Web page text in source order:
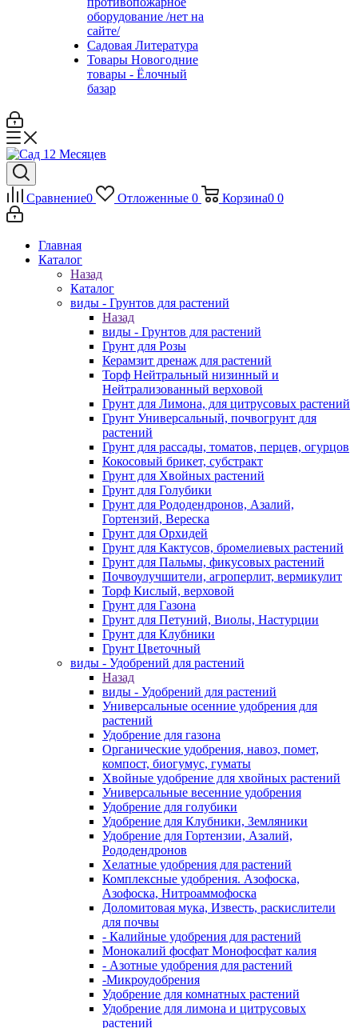
оборудование /нет на
сайте/
Садовая Литература
Товары Новогодние
товары - Ёлочный
базар
Сравнение0 Отложенные 0 Корзина0 0
Главная
Каталог
Назад
Каталог
виды - Грунтов для растений
Назад
виды - Грунтов для растений
Грунт для Розы
Керамзит дренаж для растений
Торф Нейтральный низинный и
Нейтрализованный верховой
Грунт для Лимона, для цитрусовых растений
Грунт Универсальный, почвогрунт для
растений
Грунт для рассады, томатов, перцев, огурцов
Кокосовый брикет, субстракт
Грунт для Хвойных растений
Грунт для Голубики
Грунт для Рододендронов, Азалий,
Гортензий, Вереска
Грунт для Орхидей
Грунт для Кактусов, бромелиевых растений
Грунт для Пальмы, фикусовых растений
Почвоулучшители, агроперлит, вермикулит
Торф Кислый, верховой
Грунт для Газона
Грунт для Петуний, Виолы, Настурции
Грунт для Клубники
Грунт Цветочный
виды - Удобрений для растений
Назад
виды - Удобрений для растений
Универсальные осенние удобрения для
растений
Удобрение для газона
Органические удобрения, навоз, помет,
компост, биогумус, гуматы
Хвойные удобрение для хвойных растений
Универсальные весенние удобрения
Удобрение для голубики
Удобрение для Клубники, Земляники
Удобрение для Гортензии, Азалий,
Рододендронов
Хелатные удобрения для растений
Комплексные удобрения. Азофоска,
Азофоска, Нитроаммофоска
Доломитовая мука, Известь, раскислители
для почвы
- Калийные удобрения для растений
Монокалий фосфат Монофосфат калия
- Азотные удобрения для растений
-Микроудобрения
Удобрение для комнатных растений
Удобрение для лимона и цитрусовых
растений